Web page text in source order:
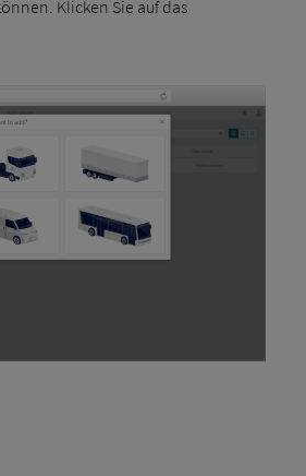
Klicken Sie auf das